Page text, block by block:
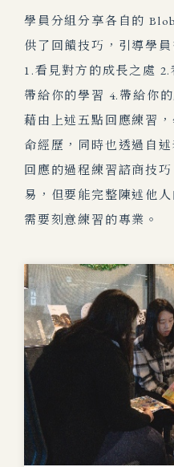
學員分組分享各自的
供了回饋技巧，引導學
1.看見對方的成長之處
帶給你的學習 4.帶給你
藉由上述五點回應練習
命經歷，同時也透過自
回應的過程練習諮商技
易，但要能完整陳述他
需要刻意練習的專業。